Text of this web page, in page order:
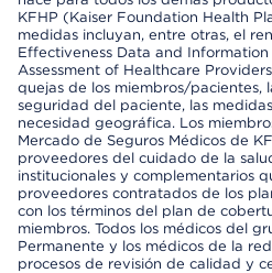
KFHP (Kaiser Foundation Health
medidas incluyan, entre otras, el
Effectiveness Data and
Assessment of Healthcare
quejas de los miembros/pacientes,
seguridad del paciente, las
necesidad geográfica. Los
Mercado de Seguros Médicos de
proveedores del cuidado de la
institucionales y complementarios
proveedores contratados de los
con los términos del plan de
miembros. Todos los médicos del
Permanente y los médicos de la
procesos de revisión de calidad y